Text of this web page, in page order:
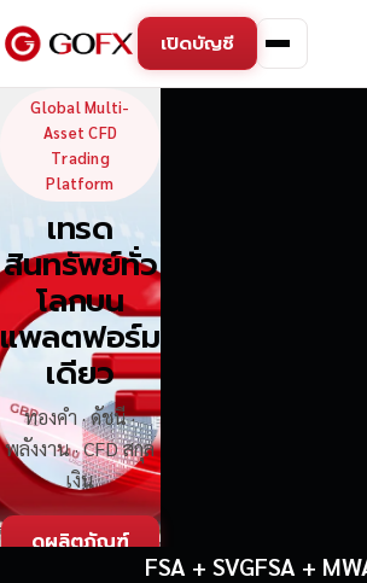
เปิดบัญชี
GoFX — Global
Global Multi-
Asset CFD
Trading
Platform
เทรด
สินทรัพย์ทั่ว
โลกบน
แพลตฟอร์ม
เดียว
ทองคำ · ดัชนี ·
พลังงาน · CFD สกุล
เงิน
ดูผลิตภัณฑ์
FSA + SVGFSA +